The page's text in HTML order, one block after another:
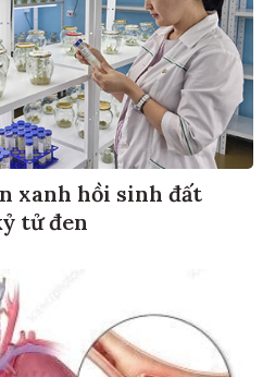
xanh hồi sinh đất
tử đen